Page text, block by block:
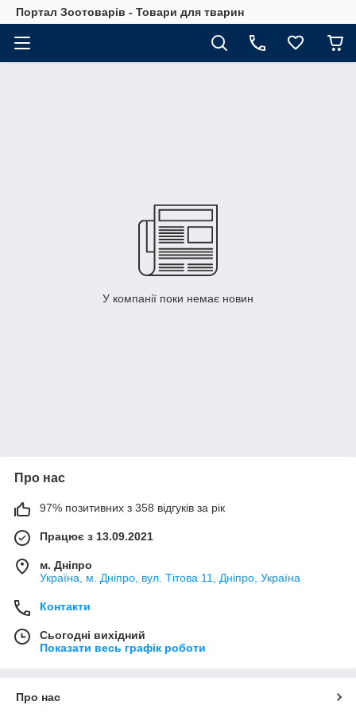
Портал Зоотоварів - Товари для тварин
У компанії поки немає новин
Про нас
97% позитивних з 358 відгуків за рік
Працює з 13.09.2021
м. Дніпро
Україна, м. Дніпро, вул. Тітова 11, Дніпро, Україна
Контакти
Сьогодні вихідний
Показати весь графік роботи
Про нас